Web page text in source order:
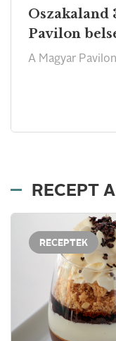
Oszakaland
Pavilon
A Magyar
RECEPT
RECEPTEK